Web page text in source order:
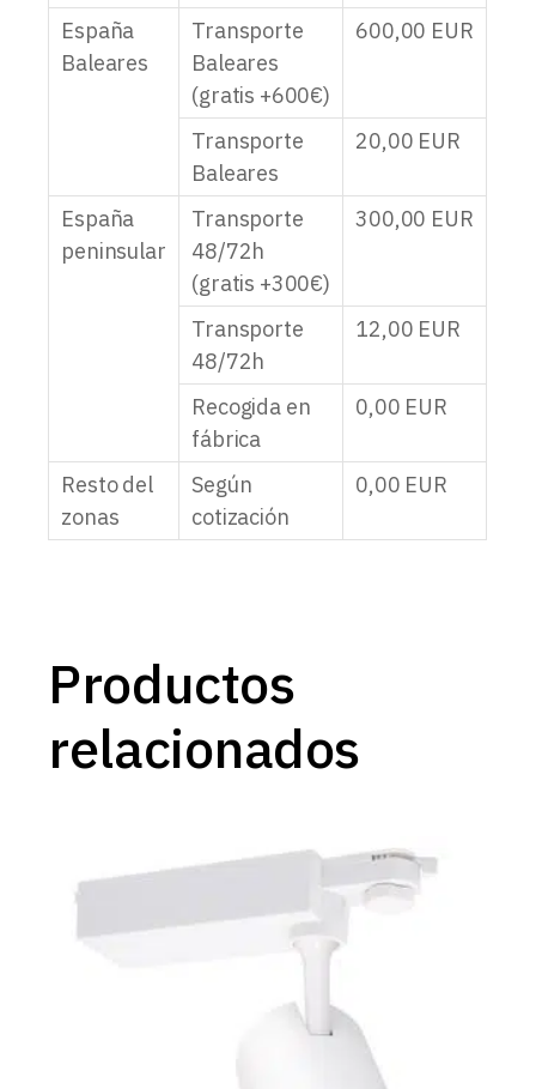
España
Baleares
Transporte
Baleares
(gratis +600€)
600,00 EUR
Transporte
Baleares
20,00 EUR
España
peninsular
Transporte
48/72h
(gratis +300€)
300,00 EUR
Transporte
48/72h
12,00 EUR
Recogida en
fábrica
0,00 EUR
Resto del
zonas
Según
cotización
0,00 EUR
Productos
relacionados